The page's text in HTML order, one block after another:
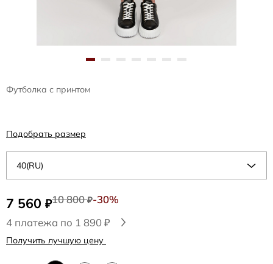
Футболка с принтом
7 560 ₽10 800₽-30%
4 платежа по 1 890 ₽
Получить лучшую цену
40(RU)
Подобрать размер